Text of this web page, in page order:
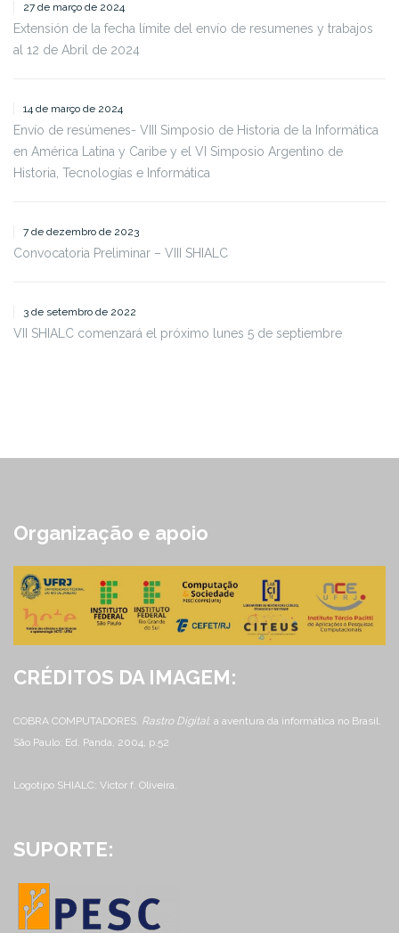
27 de março de 2024
Extensión de la fecha límite del envío de resumenes y trabajos
al 12 de Abril de 2024
14 de março de 2024
Envío de resúmenes- VIII Simposio de Historia de la Informática
en América Latina y Caribe y el VI Simposio Argentino de
Historia, Tecnologías e Informática
7 de dezembro de 2023
Convocatoria Preliminar – VIII SHIALC
3 de setembro de 2022
VII SHIALC comenzará el próximo lunes 5 de septiembre
Organização e apoio
CRÉDITOS DA IMAGEM:
COBRA COMPUTADORES. Rastro Digital: a aventura da informática no Brasil.
São Paulo: Ed. Panda, 2004, p.52
Logotipo SHIALC: Victor f. Oliveira.
SUPORTE: